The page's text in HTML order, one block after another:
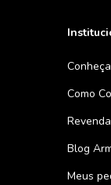
Como
Blog
Meus